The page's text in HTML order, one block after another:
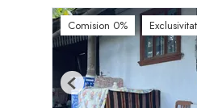
Comision 0%
Previous